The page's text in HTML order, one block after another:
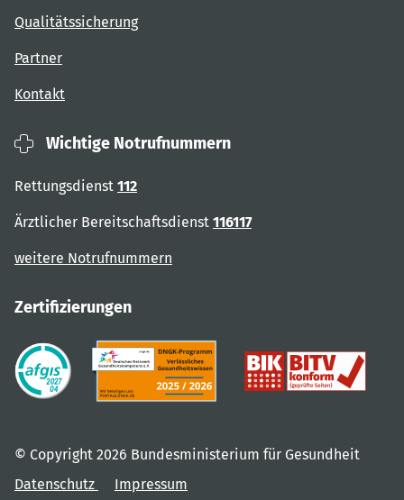
Qualitätssicherung
Partner
Kontakt
Wichtige Notrufnummern
Rettungsdienst 112
Ärztlicher Bereitschaftsdienst 116117
weitere Notrufnummern
Zertifizierungen
© Copyright 2026 Bundesministerium für Gesundheit
Datenschutz
Impressum